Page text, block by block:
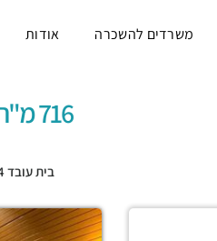
משרדים להשכרה אודות
716 מ"ר, קומה שלמה ועצמאית
בית עובד 4,